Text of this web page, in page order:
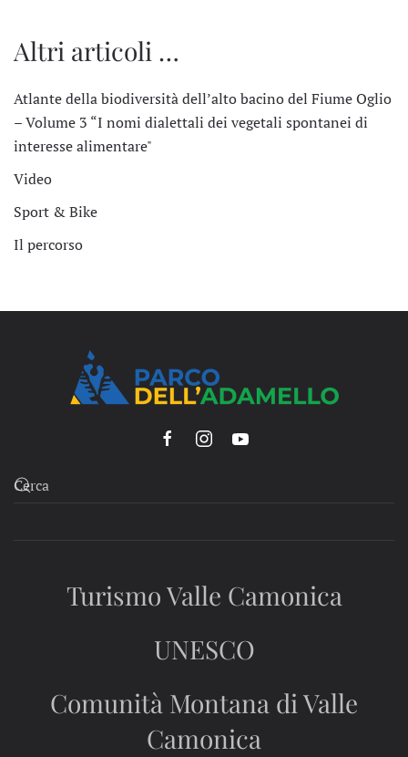
Altri articoli …
Atlante della biodiversità dell’alto bacino del Fiume Oglio
– Volume 3 “I nomi dialettali dei vegetali spontanei di
interesse alimentare"
Video
Sport & Bike
Il percorso
Turismo Valle Camonica
UNESCO
Comunità Montana di Valle
Camonica